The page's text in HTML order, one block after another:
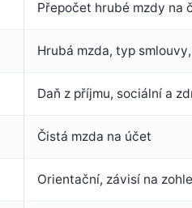
Přepočet hrubé mzdy na
Hrubá mzda, typ
Daň z příjmu, sociální a
Čistá mzda na účet
Orientační, závisí na